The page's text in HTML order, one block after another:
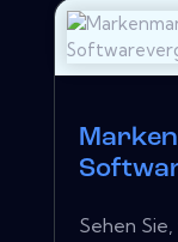
Sehen